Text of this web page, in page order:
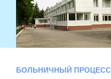
БОЛЬНИЧНЫЙ ПРОЦЕСС